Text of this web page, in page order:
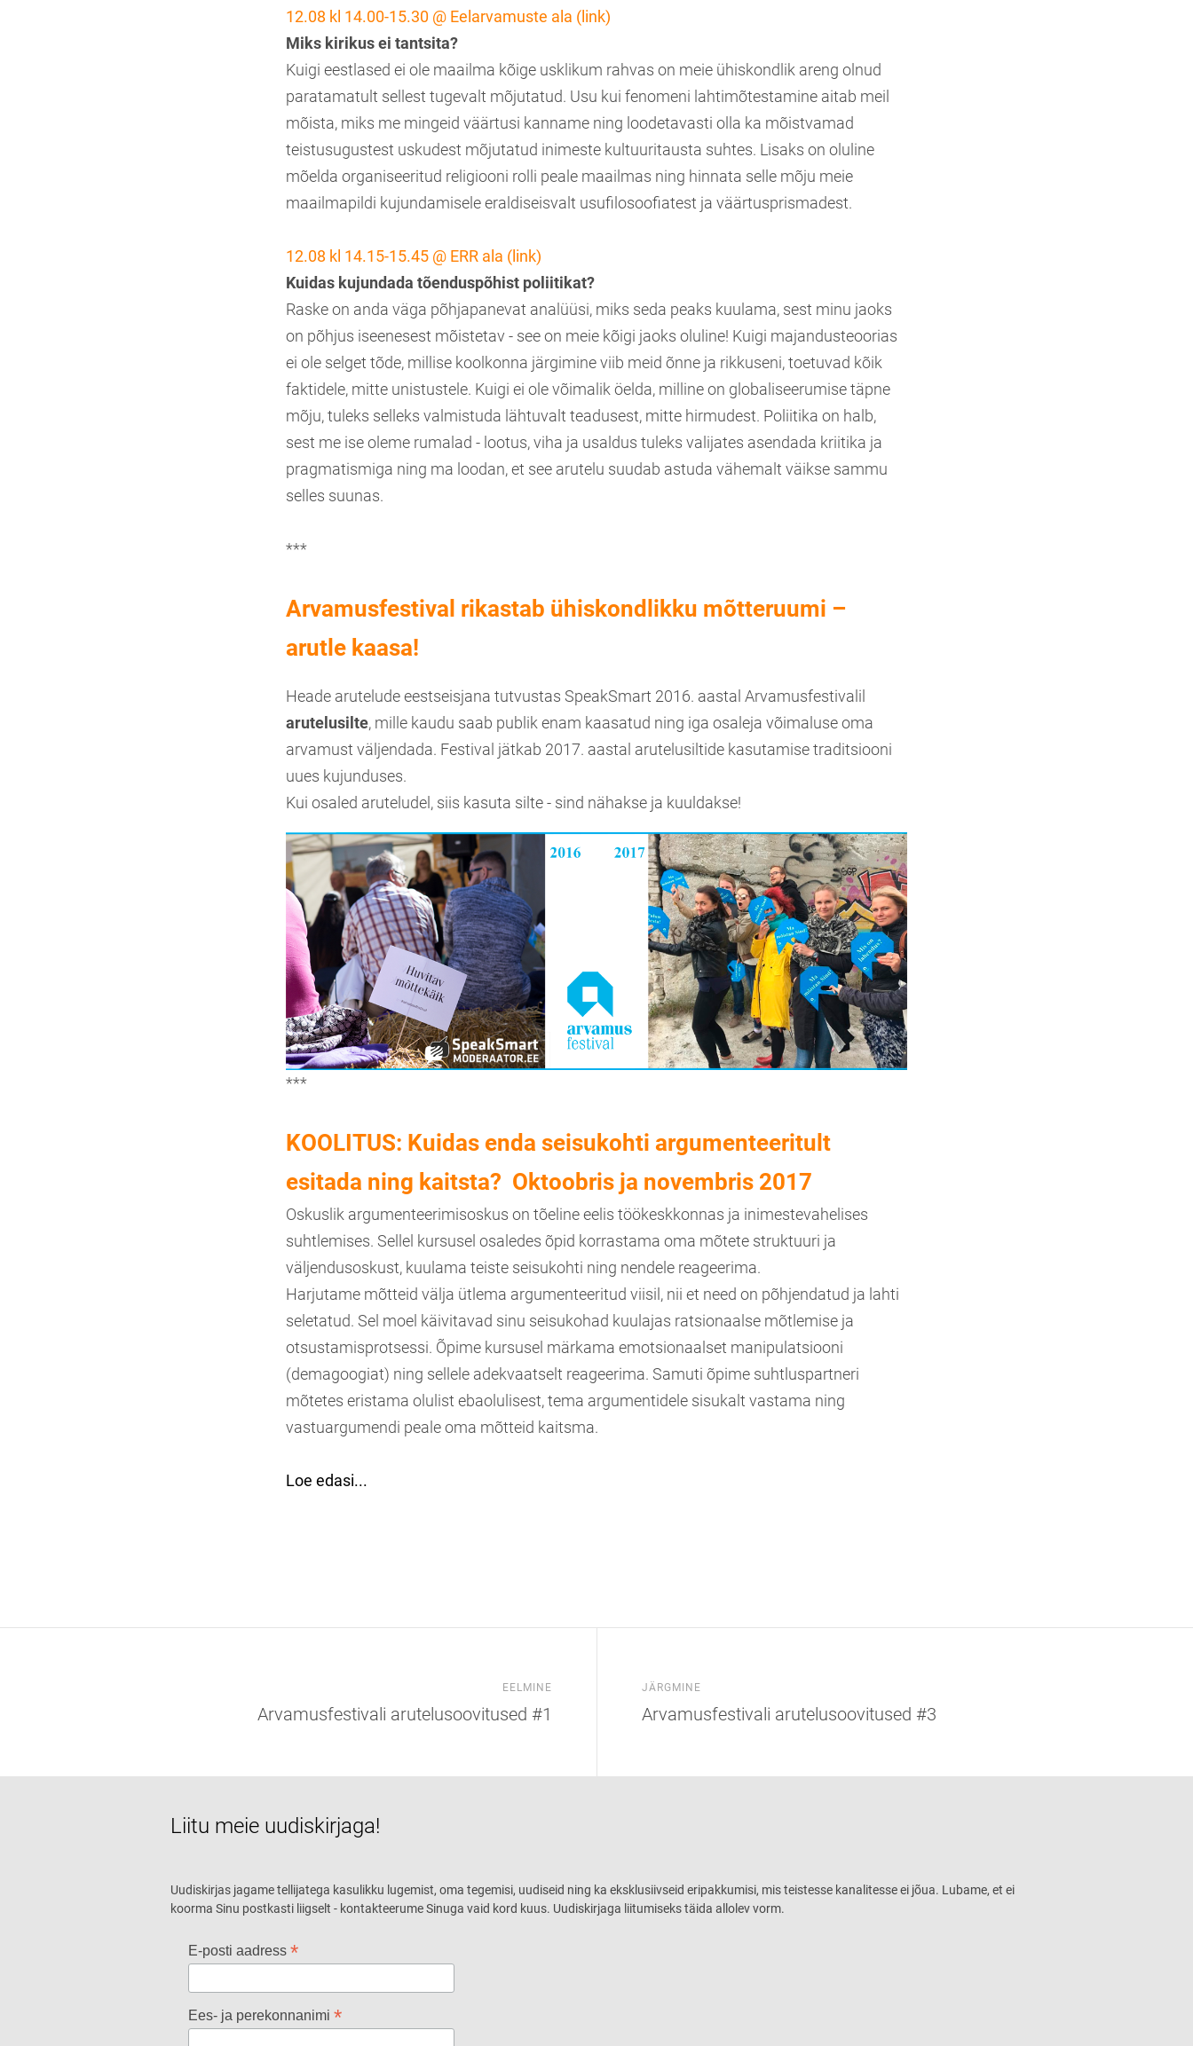
12.08 kl 14.00-15.30 @ Eelarvamuste ala (link)
Miks kirikus ei tantsita?
Kuigi eestlased ei ole maailma kõige usklikum rahvas on meie ühiskondlik areng olnud
paratamatult sellest tugevalt mõjutatud. Usu kui fenomeni lahtimõtestamine aitab meil
mõista, miks me mingeid väärtusi kanname ning loodetavasti olla ka mõistvamad
teistusugustest uskudest mõjutatud inimeste kultuuritausta suhtes. Lisaks on oluline
mõelda organiseeritud religiooni rolli peale maailmas ning hinnata selle mõju meie
maailmapildi kujundamisele eraldiseisvalt usufilosoofiatest ja väärtusprismadest.
12.08 kl 14.15-15.45 @ ERR ala (link)
Kuidas kujundada tõenduspõhist poliitikat?
Raske on anda väga põhjapanevat analüüsi, miks seda peaks kuulama, sest minu jaoks
on põhjus iseenesest mõistetav - see on meie kõigi jaoks oluline! Kuigi majandusteoorias
ei ole selget tõde, millise koolkonna järgimine viib meid õnne ja rikkuseni, toetuvad kõik
faktidele, mitte unistustele. Kuigi ei ole võimalik öelda, milline on globaliseerumise täpne
mõju, tuleks selleks valmistuda lähtuvalt teadusest, mitte hirmudest. Poliitika on halb,
sest me ise oleme rumalad - lootus, viha ja usaldus tuleks valijates asendada kriitika ja
pragmatismiga ning ma loodan, et see arutelu suudab astuda vähemalt väikse sammu
selles suunas.
***
Arvamusfestival rikastab ühiskondlikku mõtteruumi –
arutle kaasa!
Heade arutelude eestseisjana tutvustas SpeakSmart 2016. aastal Arvamusfestivalil
arutelusilte, mille kaudu saab publik enam kaasatud ning iga osaleja võimaluse oma
arvamust väljendada. Festival jätkab 2017. aastal arutelusiltide kasutamise traditsiooni
uues kujunduses.
Kui osaled aruteludel, siis kasuta silte - sind nähakse ja kuuldakse!
***
KOOLITUS: Kuidas enda seisukohti argumenteeritult
esitada ning kaitsta? Oktoobris ja novembris 2017
Oskuslik argumenteerimisoskus on tõeline eelis töökeskkonnas ja inimestevahelises
suhtlemises. Sellel kursusel osaledes õpid korrastama oma mõtete struktuuri ja
väljendusoskust, kuulama teiste seisukohti ning nendele reageerima.
Harjutame mõtteid välja ütlema argumenteeritud viisil, nii et need on põhjendatud ja lahti
seletatud. Sel moel käivitavad sinu seisukohad kuulajas ratsionaalse mõtlemise ja
otsustamisprotsessi. Õpime kursusel märkama emotsionaalset manipulatsiooni
(demagoogiat) ning sellele adekvaatselt reageerima. Samuti õpime suhtluspartneri
mõtetes eristama olulist ebaolulisest, tema argumentidele sisukalt vastama ning
vastuargumendi peale oma mõtteid kaitsma.
Loe edasi...
EELMINE
Arvamusfestivali arutelusoovitused #1
JÄRGMINE
Arvamusfestivali arutelusoovitused #3
Liitu meie uudiskirjaga!
Uudiskirjas jagame tellijatega kasulikku lugemist, oma tegemisi, uudiseid ning ka eksklusiivseid eripakkumisi, mis teistesse kanalitesse ei jõua. Lubame, et ei
koorma Sinu postkasti liigselt - kontakteerume Sinuga vaid kord kuus. Uudiskirjaga liitumiseks täida allolev vorm.
E-posti aadress *
Ees- ja perekonnanimi *